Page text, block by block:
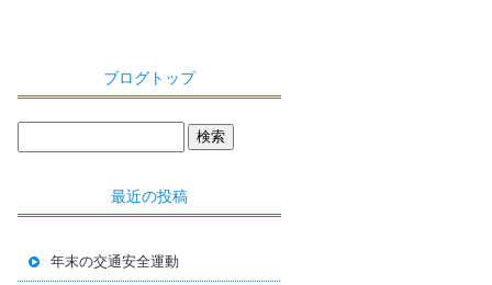
ブログトップ
最近の投稿
年末の交通安全運動